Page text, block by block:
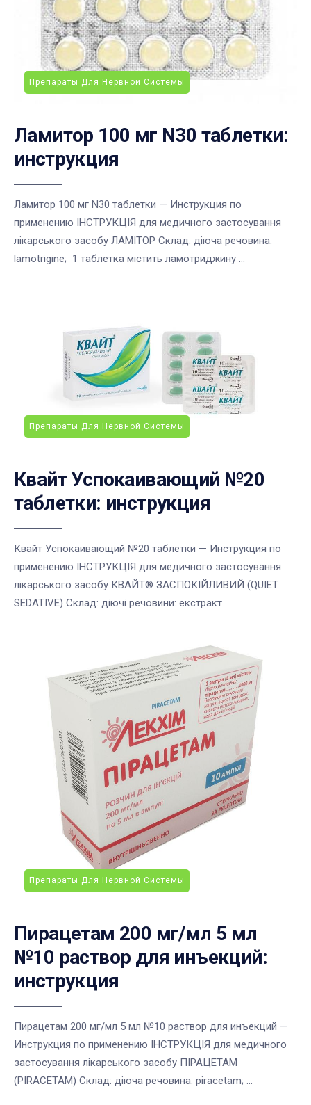
Препараты Для Нервной Системы
Ламитор 100 мг N30 таблетки:
инструкция
Ламитор 100 мг N30 таблетки — Инструкция по
применению ІНСТРУКЦІЯ для медичного застосування
лікарського засобу ЛАМІТОР Склад: діюча речовина:
lamotrigine; 1 таблетка містить ламотриджину ...
Препараты Для Нервной Системы
Квайт Успокаивающий №20
таблетки: инструкция
Квайт Успокаивающий №20 таблетки — Инструкция по
применению ІНСТРУКЦІЯ для медичного застосування
лікарського засобу КВАЙТ® ЗАСПОКІЙЛИВИЙ (QUIET
SEDATIVE) Склад: діючі речовини: екстракт ...
Препараты Для Нервной Системы
Пирацетам 200 мг/мл 5 мл
№10 раствор для инъекций:
инструкция
Пирацетам 200 мг/мл 5 мл №10 раствор для инъекций —
Инструкция по применению ІНСТРУКЦІЯ для медичного
застосування лікарського засобу ПІРАЦЕТАМ
(PIRACETAM) Склад: діюча речовина: piracetam; ...